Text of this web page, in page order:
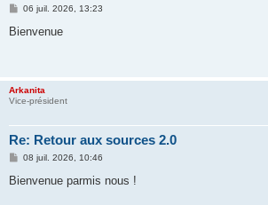
M
s
06 juil. 2026, 13:23
Bienvenue
Arkanita
Vice-président
Re: Retour aux sources 2.0
M
s
08 juil. 2026, 10:46
Bienvenue parmis nous !